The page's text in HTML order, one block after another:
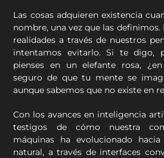
Las cosas adquieren existencia
nombre, una vez que las
realidades a través de nuestros
intentamos evitarlo. Si te digo,
pienses en un elefante rosa,
seguro de que tu mente se
aunque sabemos que no existe en
Con los avances en inteligencia
testigos de cómo nuestra
máquinas ha evolucionado
natural, a través de interfaces